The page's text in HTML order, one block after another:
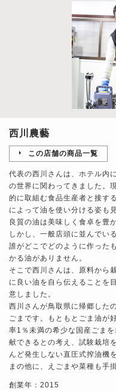
西川農藝
この店舗の商品一覧
代表の西川さんは、ホテル内
の世界に関わってきました。
的に取組む食品生産者と接す
によって油を使い分ける姿も
良質の油は美味しく食卓を豊
しかし、一般店頭に並んでい
誰がどこでどのように作った
かる油がありません。
そこで西川さんは、原料から
に良い油を自ら伝えることを
意しました。
西川さんが鳥取県に帰郷した
ごまです。もともとごま油が
率1％未満の希少な国産ごま
献できるとの考え、試験栽培
んど発生しない直圧式搾油機
まの他に、えごまや菜種も手
創業年：2015